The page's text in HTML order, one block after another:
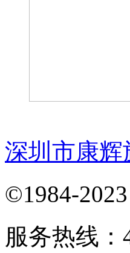
深圳市康
©1984-
服务热线：